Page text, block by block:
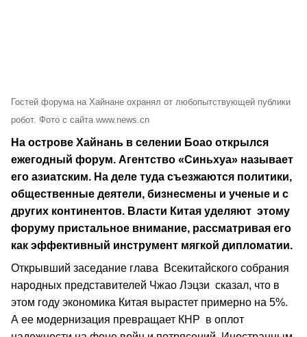
Гостей форума на Хайнане охранял от любопытствующей публики
робот. Фото с сайта www.news.cn
На острове Хайнань в селении Боао открылся
ежегодный форум. Агентство «Синьхуа» называет
его азиатским. На деле туда съезжаются политики,
общественные деятели, бизнесмены и ученые и с
других континентов. Власти Китая уделяют этому
форуму пристальное внимание, рассматривая его
как эффективный инструмент мягкой дипломатии.
Открывший заседание глава Всекитайского собрания
народных представителей Чжао Лэцзи сказал, что в
этом году экономика Китая вырастет примерно на 5%.
А ее модернизация превращает КНР в оплот